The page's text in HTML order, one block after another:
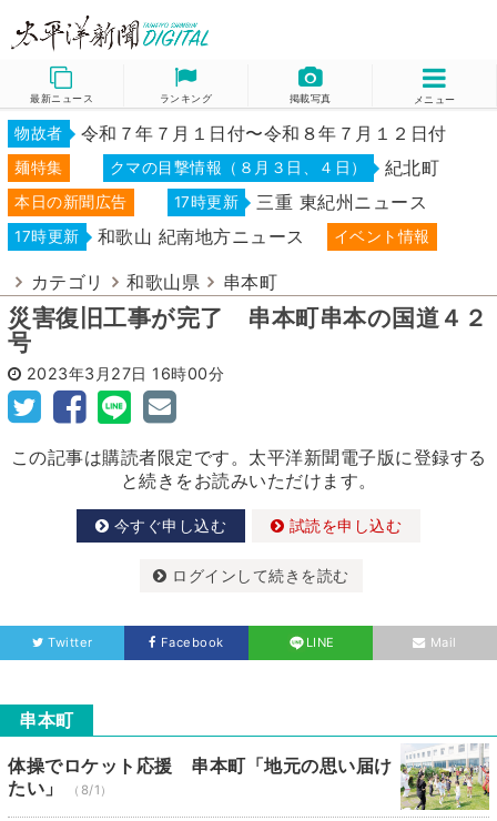
最新ニュース ランキング 掲載写真 メニュー
物故者 令和７年７月１日付〜令和８年７月１２日付
麺特集 クマの目撃情報（８月３日、４日） 紀北町
本日の新聞広告 17時更新 三重 東紀州ニュース
17時更新 和歌山 紀南地方ニュース イベント情報
カテゴリ 和歌山県 串本町
災害復旧工事が完了 串本町串本の国道４２
号
2023年3月27日 16時00分
この記事は購読者限定です。太平洋新聞電子版に登録する
と続きをお読みいただけます。
今すぐ申し込む 試読を申し込む
ログインして続きを読む
Twitter Facebook LINE Mail
串本町
体操でロケット応援 串本町「地元の思い届け
たい」
（8/1）